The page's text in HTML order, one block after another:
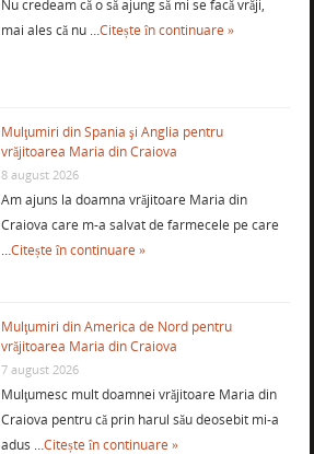
Nu credeam că o să ajung să mi se facă vrăji,
mai ales că nu …Citește în continuare »
Mulţumiri din Spania şi Anglia pentru
vrăjitoarea Maria din Craiova
8 august 2026
Am ajuns la doamna vrăjitoare Maria din
Craiova care m-a salvat de farmecele pe care
…Citește în continuare »
Mulţumiri din America de Nord pentru
vrăjitoarea Maria din Craiova
7 august 2026
Mulţumesc mult doamnei vrăjitoare Maria din
Craiova pentru că prin harul său deosebit mi-a
adus …Citește în continuare »